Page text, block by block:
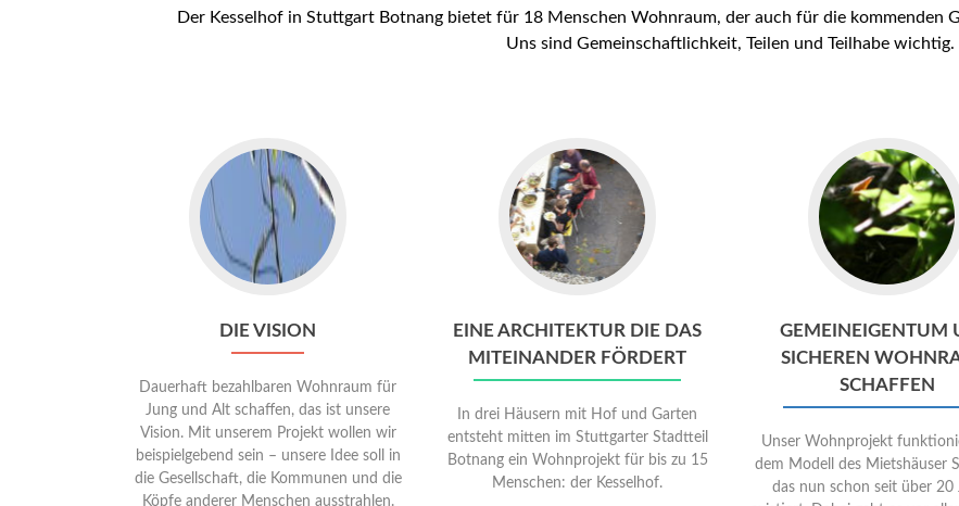
Der Kesselhof in Stuttgart Botnang bietet für 18 Menschen Wohnraum, der auch für die kommenden
Uns sind Gemeinschaftlichkeit, Teilen und Teilhabe wichtig.
DIE VISION
Dauerhaft bezahlbaren Wohnraum für
Jung und Alt schaffen, das ist unsere
Vision. Mit unserem Projekt wollen wir
beispielgebend sein – unsere Idee soll in
die Gesellschaft, die Kommunen und die
Köpfe anderer Menschen ausstrahlen.
EINE ARCHITEKTUR DIE DAS
MITEINANDER FÖRDERT
In drei Häusern mit Hof und Garten
entsteht mitten im Stuttgarter Stadtteil
Botnang ein Wohnprojekt für bis zu 15
Menschen: der Kesselhof.
Go
to
und
sicheren
GEMEINEIGENTUM
SICHEREN
SCHAFFEN
Unser Wohnprojekt
dem Modell des Mietshäuser
das nun schon seit über 20